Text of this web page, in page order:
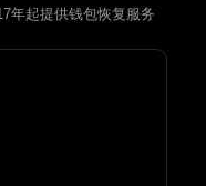
年起提供钱包恢复服务